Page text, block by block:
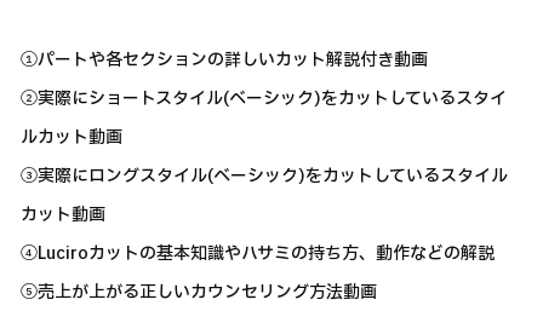
①パートや各セクションの詳しいカット解説付き動画
②実際にショートスタイル(ベーシック)をカットしているスタイ
ルカット動画
③実際にロングスタイル(ベーシック)をカットしているスタイル
カット動画
④Luciroカットの基本知識やハサミの持ち方、動作などの解説
⑤売上が上がる正しいカウンセリング方法動画